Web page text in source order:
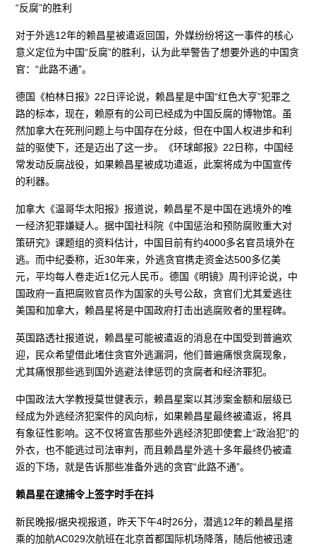
“反腐”的胜利
对于外逃12年的赖昌星被遣返回国，外媒纷纷将这一事件的核心
意义定位为中国“反腐”的胜利，认为此举警告了想要外逃的中国贪
官：“此路不通”。
德国《柏林日报》22日评论说，赖昌星是中国“红色大亨”犯罪之
路的标本，现在，赖原有的公司已经成为中国反腐的博物馆。虽
然加拿大在死刑问题上与中国存在分歧，但在中国人权进步和利
益的驱使下，还是迈出了这一步。《环球邮报》22日称，中国经
常发动反腐战役，如果赖昌星被成功遣返，此案将成为中国宣传
的利器。
加拿大《温哥华太阳报》报道说，赖昌星不是中国在逃境外的唯
一经济犯罪嫌疑人。据中国社科院《中国惩治和预防腐败重大对
策研究》课题组的资料估计，中国目前有约4000多名官员境外在
逃。而中纪委称，近30年来，外逃贪官携走资金达500多亿美
元，平均每人卷走近1亿元人民币。德国《明镜》周刊评论说，中
国政府一直把腐败官员作为国家的头号公敌，贪官们尤其爱逃往
美国和加拿大，赖昌星将是中国政府打击出逃腐败者的里程碑。
英国路透社报道说，赖昌星可能被遣返的消息在中国受到普遍欢
迎，民众希望借此堵住贪官外逃漏洞，他们普遍痛恨贪腐现象，
尤其痛恨那些逃到国外逃避法律惩罚的贪腐者和经济罪犯。
中国政法大学教授莫世健表示，赖昌星案以其涉案金额和层级已
经成为外逃经济犯案件的风向标，如果赖昌星最终被遣返，将具
有象征性影响。这不仅将宣告那些外逃经济犯即使套上“政治犯”的
外衣，也不能逃过司法审判，而且赖昌星外逃十多年最终仍被遣
返的下场，就是告诉那些准备外逃的贪官“此路不通”。
赖昌星在逮捕令上签字时手在抖
新民晚报/据央视报道，昨天下午4时26分，潜逃12年的赖昌星搭
乘的加航AC029次航班在北京首都国际机场降落，随后他被迅速